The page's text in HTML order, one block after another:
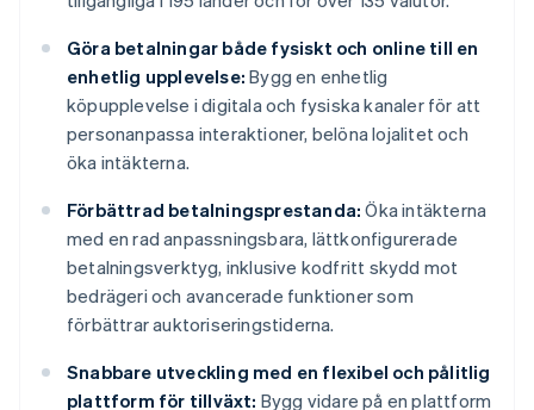
Göra betalningar både fysiskt och online till en
enhetlig upplevelse: Bygg en enhetlig
köpupplevelse i digitala och fysiska kanaler för att
personanpassa interaktioner, belöna lojalitet och
öka intäkterna.
Förbättrad betalningsprestanda: Öka intäkterna
med en rad anpassningsbara, lättkonfigurerade
betalningsverktyg, inklusive kodfritt skydd mot
bedrägeri och avancerade funktioner som
förbättrar auktoriseringstiderna.
Snabbare utveckling med en flexibel och pålitlig
plattform för tillväxt: Bygg vidare på en plattform